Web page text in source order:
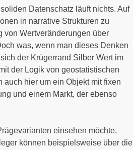
Datenschatz läuft nichts. Auf
in narrative Strukturen zu
von Wertveränderungen über
was, wenn man dieses Denken
der Krügerrand Silber Wert im
der Logik von geostatistischen
hier um ein Objekt mit fixen
und einem Markt, der ebenso
einsehen möchte,
können beispielsweise über die